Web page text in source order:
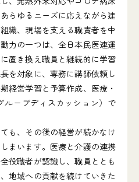
らゆるニーズに応えながら建
織、現場を支える職責者を中
力の一つは、全日本民医連運
置き換え職員と継続的に学習
を対象に、専務に講師依頼し
経営学習と予算作成、医療・
ループディスカッション）で
も、その後の経営が続かなけ
まいます。医療と介護の連携
役職者が認識し、職員ととも
地域への貢献を続けていきた